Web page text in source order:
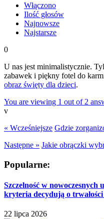
Włączono
Ilość głosów
Najnowsze
Najstarsze
0
U nas jest minimalistycznie.
zabawek i piękny fotel do
obraz święty dla dzieci.
You are viewing 1 out of 2
v
« Wcześniejsze Gdzie
Następne » Jakie obrączki
Popularne:
Szczelność w nowoczesnych
kryteria decydują o trwałości
22 lipca 2026